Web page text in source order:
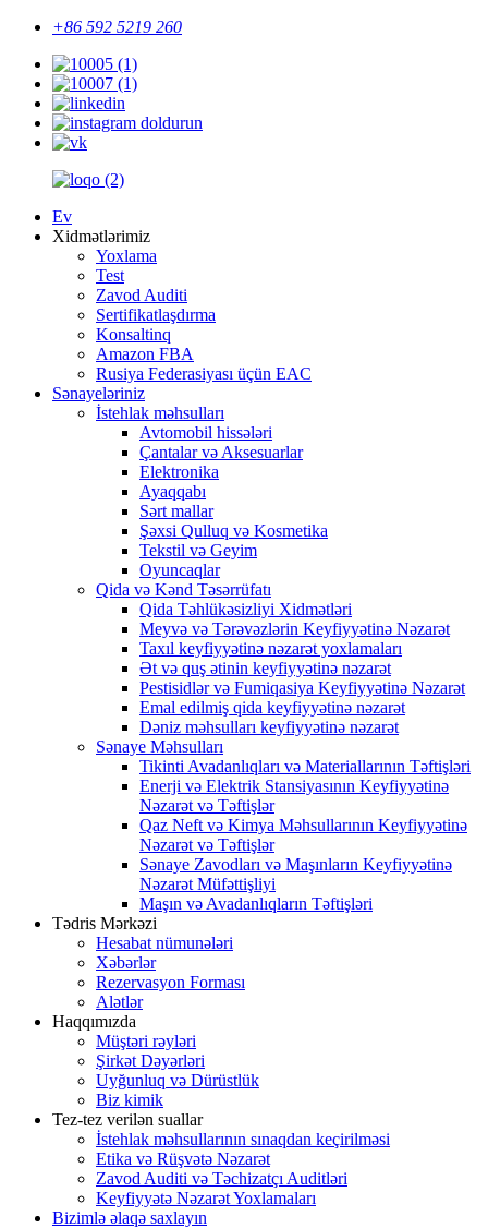
+86 592 5219 260
Ev
Xidmətlərimiz
Yoxlama
Test
Zavod Auditi
Sertifikatlaşdırma
Konsaltinq
Amazon FBA
Rusiya Federasiyası üçün EAC
Sənayeləriniz
İstehlak məhsulları
Avtomobil hissələri
Çantalar və Aksesuarlar
Elektronika
Ayaqqabı
Sərt mallar
Şəxsi Qulluq və Kosmetika
Tekstil və Geyim
Oyuncaqlar
Qida və Kənd Təsərrüfatı
Qida Təhlükəsizliyi Xidmətləri
Meyvə və Tərəvəzlərin Keyfiyyətinə Nəzarət
Taxıl keyfiyyətinə nəzarət yoxlamaları
Ət və quş ətinin keyfiyyətinə nəzarət
Pestisidlər və Fumiqasiya Keyfiyyətinə Nəzarət
Emal edilmiş qida keyfiyyətinə nəzarət
Dəniz məhsulları keyfiyyətinə nəzarət
Sənaye Məhsulları
Tikinti Avadanlıqları və Materiallarının Təftişləri
Enerji və Elektrik Stansiyasının Keyfiyyətinə
Nəzarət və Təftişlər
Qaz Neft və Kimya Məhsullarının Keyfiyyətinə
Nəzarət və Təftişlər
Sənaye Zavodları və Maşınların Keyfiyyətinə
Nəzarət Müfəttişliyi
Maşın və Avadanlıqların Təftişləri
Tədris Mərkəzi
Hesabat nümunələri
Xəbərlər
Rezervasyon Forması
Alətlər
Haqqımızda
Müştəri rəyləri
Şirkət Dəyərləri
Uyğunluq və Dürüstlük
Biz kimik
Tez-tez verilən suallar
İstehlak məhsullarının sınaqdan keçirilməsi
Etika və Rüşvətə Nəzarət
Zavod Auditi və Təchizatçı Auditləri
Keyfiyyətə Nəzarət Yoxlamaları
Bizimlə əlaqə saxlayın